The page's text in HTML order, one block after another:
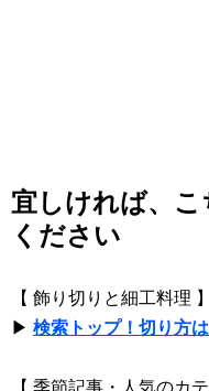
宜しければ、
ください
【 飾り切りと細工料理 】
▶ 検索トップ！切り方
【 季節記事・人気のカテ